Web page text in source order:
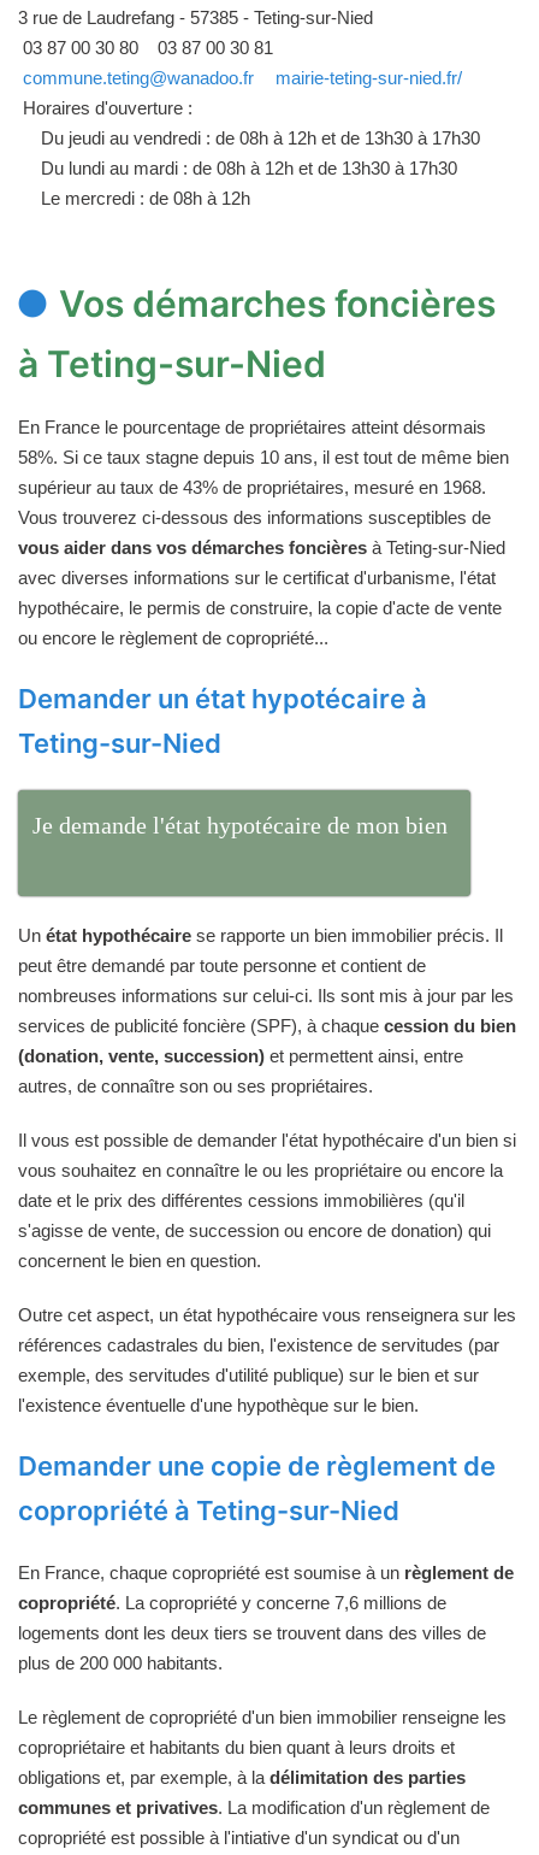
3 rue de Laudrefang - 57385 - Teting-sur-Nied
03 87 00 30 80
03 87 00 30 81
commune.teting@wanadoo.fr
mairie-teting-sur-nied.fr/
Horaires d'ouverture :
Du jeudi au vendredi : de 08h à 12h et de 13h30 à 17h30
Du lundi au mardi : de 08h à 12h et de 13h30 à 17h30
Le mercredi : de 08h à 12h
Vos démarches foncières
à Teting-sur-Nied
En France le pourcentage de propriétaires atteint désormais
58%. Si ce taux stagne depuis 10 ans, il est tout de même bien
supérieur au taux de 43% de propriétaires, mesuré en 1968.
Vous trouverez ci-dessous des informations susceptibles de
vous aider dans vos démarches foncières à Teting-sur-Nied
avec diverses informations sur le certificat d'urbanisme, l'état
hypothécaire, le permis de construire, la copie d'acte de vente
ou encore le règlement de copropriété...
Demander un état hypotécaire à
Teting-sur-Nied
Je demande l'état hypotécaire de mon bien
Un état hypothécaire se rapporte un bien immobilier précis. Il
peut être demandé par toute personne et contient de
nombreuses informations sur celui-ci. Ils sont mis à jour par les
services de publicité foncière (SPF), à chaque cession du bien
(donation, vente, succession) et permettent ainsi, entre
autres, de connaître son ou ses propriétaires.
Il vous est possible de demander l'état hypothécaire d'un bien si
vous souhaitez en connaître le ou les propriétaire ou encore la
date et le prix des différentes cessions immobilières (qu'il
s'agisse de vente, de succession ou encore de donation) qui
concernent le bien en question.
Outre cet aspect, un état hypothécaire vous renseignera sur les
références cadastrales du bien, l'existence de servitudes (par
exemple, des servitudes d'utilité publique) sur le bien et sur
l'existence éventuelle d'une hypothèque sur le bien.
Demander une copie de règlement de
copropriété à Teting-sur-Nied
En France, chaque copropriété est soumise à un règlement de
copropriété. La copropriété y concerne 7,6 millions de
logements dont les deux tiers se trouvent dans des villes de
plus de 200 000 habitants.
Le règlement de copropriété d'un bien immobilier renseigne les
copropriétaire et habitants du bien quant à leurs droits et
obligations et, par exemple, à la délimitation des parties
communes et privatives. La modification d'un règlement de
copropriété est possible à l'intiative d'un syndicat ou d'un